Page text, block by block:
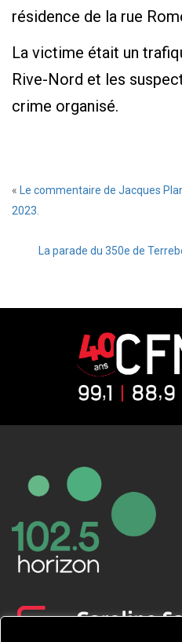
résidence de la rue
La victime était un
Rive-Nord et les
crime organisé.
« Le commentaire de Jacques
2023.
La parade du 350e de